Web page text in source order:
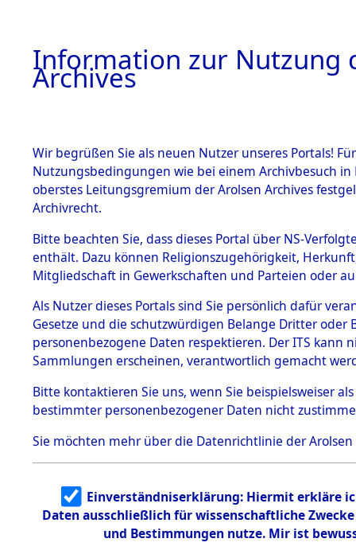
BESTÄNDE
1.
mente
5. Verschiedenes
5.3
Todesmärsche
5.3.1 Alliierte
Erhebungen
zu
Todesmärsch
en
5.3.2
Identifizierun
g
5.3.3
Todesmärsch
Dead -
Branch -
0033
Information zur Nutzung
Archives
Wir begrüßen Sie als neuen Nutzer unseres Portals!
Nutzungsbedingungen wie bei einem Archivbesuch
oberstes Leitungsgremium der Arolsen Archives
Archivrecht.
Bitte beachten Sie, dass dieses Portal über NS-
enthält. Dazu können Religionszugehörigkeit,
Mitgliedschaft in Gewerkschaften und Parteien oder
Als Nutzer dieses Portals sind Sie persönlich dafür
Gesetze und die schutzwürdigen Belange Dritter
personenbezogene Daten respektieren. Der ITS
Sammlungen erscheinen, verantwortlich gemacht
Bitte kontaktieren Sie uns, wenn Sie beispielsweiser
bestimmter personenbezogener Daten nicht
Sie möchten mehr über die Datenrichtlinie der Arolsen
Einverständniserklärung: Hiermit erkläre
Daten ausschließlich für wissenschaftliche
und Bestimmungen nutze. Mir ist